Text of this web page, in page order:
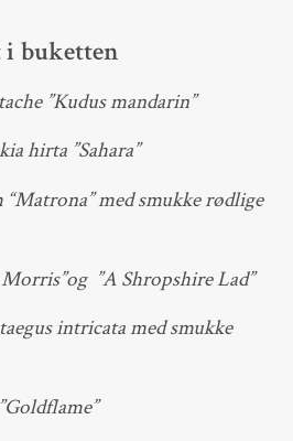
i buketten
”Kudus mandarin”
hirta ”Sahara”
“Matrona” med smukke rødlige
”A Shropshire Lad”
intricata med smukke